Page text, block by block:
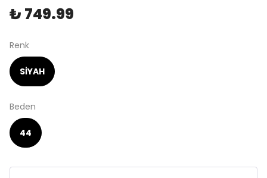
₺ 749.99
Renk
SİYAH
Beden
44